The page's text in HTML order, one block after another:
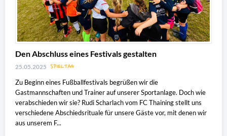
Den Abschluss eines Festivals gestalten
25.05.2025 SPIELTAG
Zu Beginn eines Fußballfestivals begrüßen wir die
Gastmannschaften und Trainer auf unserer Sportanlage. Doch wie
verabschieden wir sie? Rudi Scharlach vom FC Thaining stellt uns
verschiedene Abschiedsrituale für unsere Gäste vor, mit denen wir
aus unserem F...